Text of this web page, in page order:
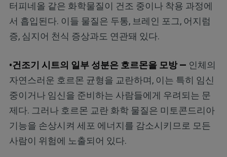
터피네올 같은 화학물질이 건조 중이나 착용 과정에
서 흡입된다. 이들 물질은 두통, 브레인 포그, 어지럼
증, 심지어 천식 증상과도 연관돼 있다.
•건조기 시트의 일부 성분은 호르몬을 모방 — 인체의
자연스러운 호르몬 균형을 교란하며, 이는 특히 임신
중이거나 임신을 준비하는 사람들에게 우려되는 문
제다. 그러나 호르몬 교란 화학 물질은 미토콘드리아
기능을 손상시켜 세포 에너지를 감소시키므로 모든
사람이 위험에 노출되어 있다.